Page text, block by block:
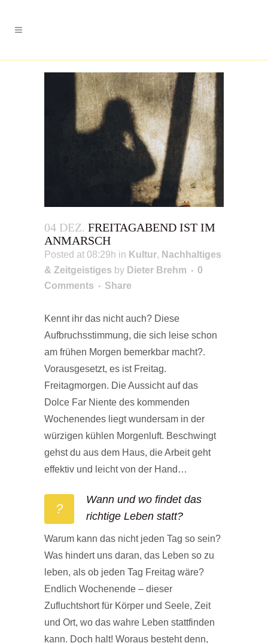
04 DEZ. FREITAGABEND IST IM
ANMARSCH
Posted at 08:29h in Kultur, Nachhaltiges
& Zeitgeistiges by Dieter Brehm
0
Comments
Share
Kennt ihr das nicht auch? Diese
Aufbruchsstimmung, die sich leise schon
am frühen Morgen bemerkbar macht?.
Vorausgesetzt, es ist Freitag.
Freitagmorgen. Die Aussicht auf das
Dolce Far Niente des kommenden
Wochenendes liegt wundersam in der
würzigen kühlen Morgenluft. Beschwingt
gehst du aus dem Haus, die Arbeit geht
effektiv und leicht von der Hand…
?
Wann und wo findet das
richtige Leben statt?
Warum kann das nicht jeden Tag so sein?
Was hindert uns daran, das Leben so zu
leben, als ob jeden Tag Freitag wäre?
Endlich Wochenende – dieser
Zufluchtshort für Körper und Seele, Zeit
und Ort, wo das wahre Leben stattfinden
kann. Doch halt! Woraus besteht denn,